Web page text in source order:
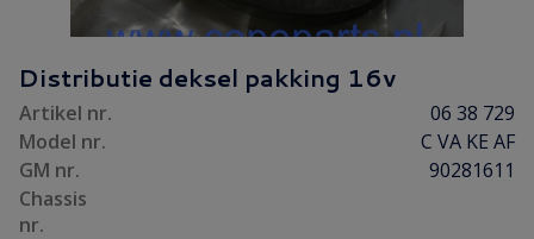
Distributie deksel pakking 16v
Artikel nr.
06 38 729
Model nr.
C VA KE AF
GM nr.
90281611
Chassis
nr.